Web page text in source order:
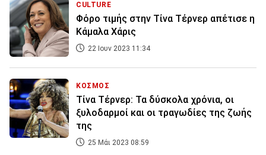
CULTURE
Φόρο τιμής στην Τίνα Τέρνερ απέτισε η
Κάμαλα Χάρις
22 Ιουν 2023 11:34
ΚΟΣΜΟΣ
Τίνα Τέρνερ: Τα δύσκολα χρόνια, οι
ξυλοδαρμοί και οι τραγωδίες της ζωής
της
25 Μάι 2023 08:59